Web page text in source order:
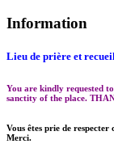
Information
Lieu de prière et
You are kindly requested
sanctity of the place.
Vous êtes prie de
Merci.